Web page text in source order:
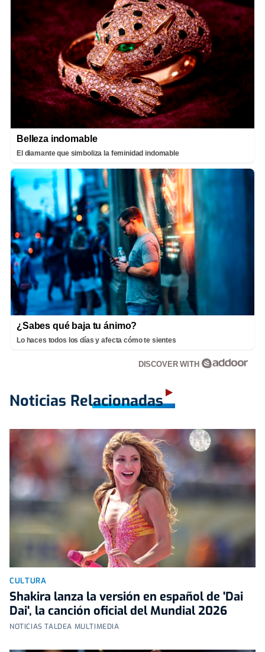
Belleza indomable
El diamante que simboliza la feminidad indomable
¿Sabes qué baja tu ánimo?
Lo haces todos los días y afecta cómo te sientes
DISCOVER WITH
Noticias Relacionadas
CULTURA
Shakira lanza la versión en español de 'Dai
Dai', la canción oficial del Mundial 2026
NOTICIAS TALDEA MULTIMEDIA